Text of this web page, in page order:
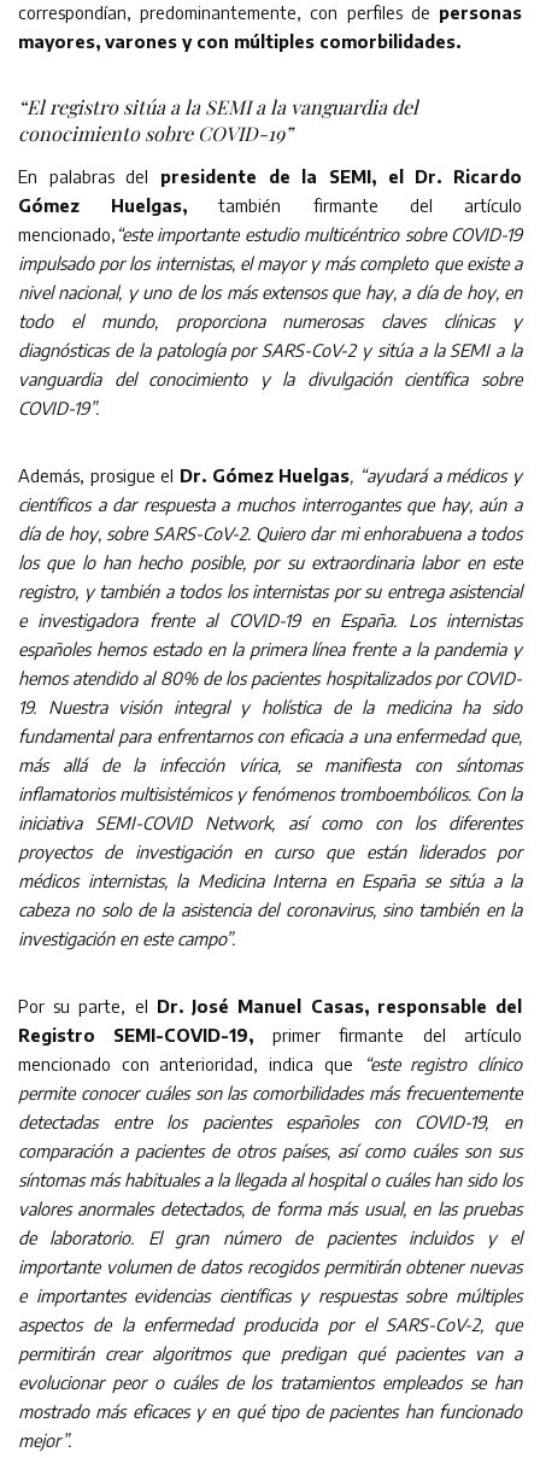
correspondían, predominantemente, con perfiles de personas
mayores, varones y con múltiples comorbilidades.
“El registro sitúa a la SEMI a la vanguardia del
conocimiento sobre COVID-19”
En palabras del presidente de la SEMI, el Dr. Ricardo
Gómez Huelgas,también firmante del artículo
mencionado, “este importante estudio multicéntrico sobre COVID-19
impulsado por los internistas, el mayor y más completo que existe a
nivel nacional, y uno de los más extensos que hay, a día de hoy, en
todo el mundo, proporciona numerosas claves clínicas y
diagnósticas de la patología por SARS-CoV-2 y sitúa a la SEMI a la
vanguardia del conocimiento y la divulgación científica sobre
COVID-19”.
Además, prosigue el Dr. Gómez Huelgas, “ayudará a médicos y
científicos a dar respuesta a muchos interrogantes que hay, aún a
día de hoy, sobre SARS-CoV-2. Quiero dar mi enhorabuena a todos
los que lo han hecho posible, por su extraordinaria labor en este
registro, y también a todos los internistas por su entrega asistencial
e investigadora frente al COVID-19 en España. Los internistas
españoles hemos estado en la primera línea frente a la pandemia y
hemos atendido al 80% de los pacientes hospitalizados por COVID-
19. Nuestra visión integral y holística de la medicina ha sido
fundamental para enfrentarnos con eficacia a una enfermedad que,
más allá de la infección vírica, se manifiesta con síntomas
inflamatorios multisistémicos y fenómenos tromboembólicos. Con la
iniciativa SEMI-COVID Network, así como con los diferentes
proyectos de investigación en curso que están liderados por
médicos internistas, la Medicina Interna en España se sitúa a la
cabeza no solo de la asistencia del coronavirus, sino también en la
investigación en este campo”.
Por su parte, el Dr. José Manuel Casas, responsable del
Registro SEMI-COVID-19, primer firmante del artículo
mencionado con anterioridad, indica que
“este registro clínico
permite conocer cuáles son las comorbilidades más frecuentemente
detectadas entre los pacientes españoles con COVID-19, en
comparación a pacientes de otros países, así como cuáles son sus
síntomas más habituales a la llegada al hospital o cuáles han sido los
valores anormales detectados, de forma más usual, en las pruebas
de laboratorio. El gran número de pacientes incluidos y el
importante volumen de datos recogidos permitirán obtener nuevas
e importantes evidencias científicas y respuestas sobre múltiples
aspectos de la enfermedad producida por el SARS-CoV-2, que
permitirán crear algoritmos que predigan qué pacientes van a
evolucionar peor o cuáles de los tratamientos empleados se han
mostrado más eficaces y en qué tipo de pacientes han funcionado
mejor”.